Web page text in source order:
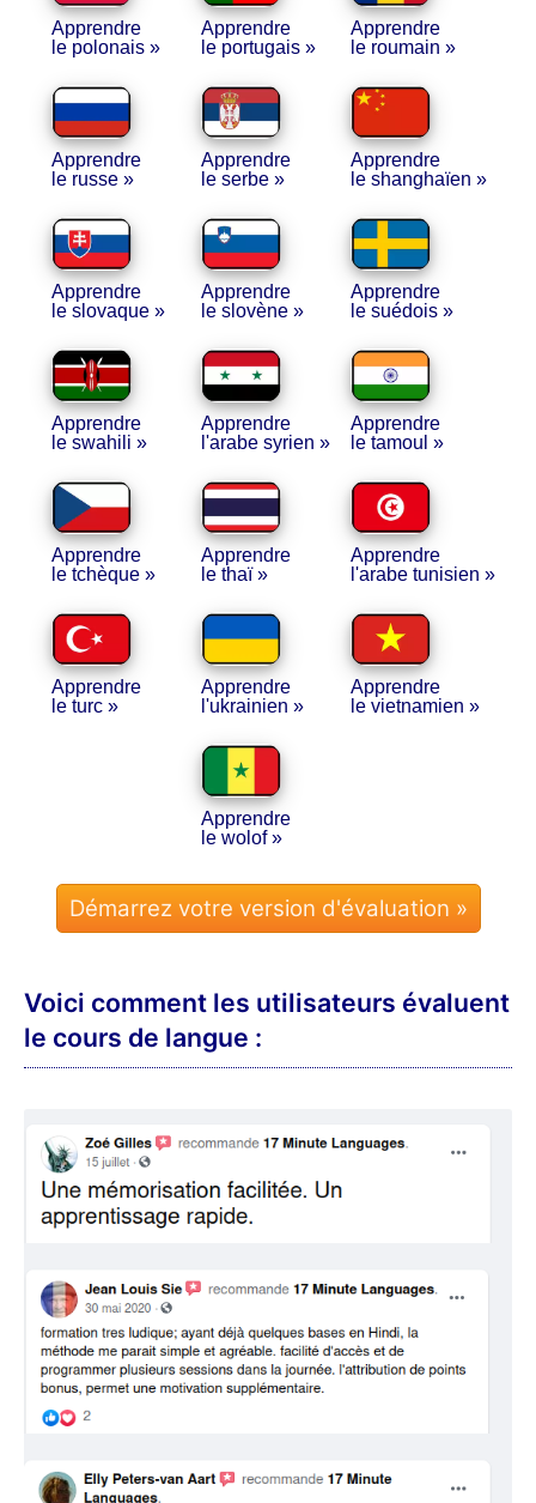
Apprendre
le polonais »
Apprendre
le portugais »
Apprendre
le roumain »
Apprendre
le russe »
Apprendre
le serbe »
Apprendre
le shanghaïen »
Apprendre
le slovaque »
Apprendre
le slovène »
Apprendre
le suédois »
Apprendre
le swahili »
Apprendre
l'arabe syrien »
Apprendre
le tamoul »
Apprendre
le tchèque »
Apprendre
le thaï »
Apprendre
l'arabe tunisien »
Apprendre
le turc »
Apprendre
l'ukrainien »
Apprendre
le vietnamien »
Apprendre
le wolof »
Voici comment les utilisateurs évaluent
le cours de langue :